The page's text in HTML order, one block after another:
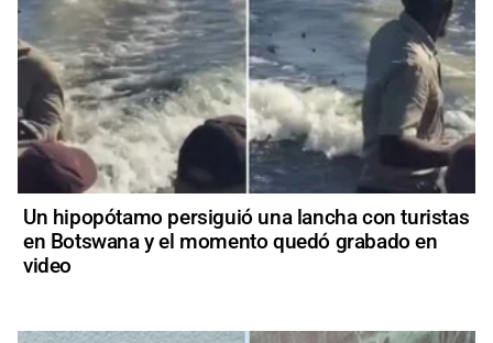
Un hipopótamo persiguió una lancha con turistas
en Botswana y el momento quedó grabado en
video